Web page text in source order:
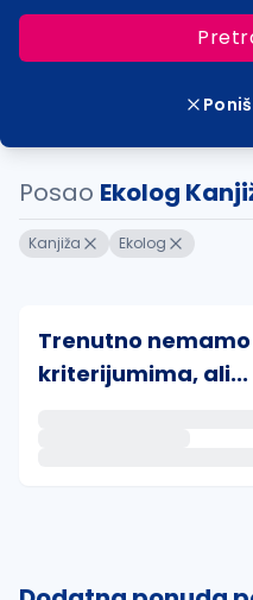
Posao Ekolog
Kanjiža Ekolog
Trenutno
kriterijumima, ali...